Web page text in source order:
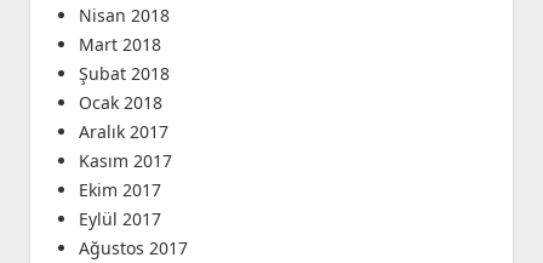
Nisan 2018
Mart 2018
Şubat 2018
Ocak 2018
Aralık 2017
Kasım 2017
Ekim 2017
Eylül 2017
Ağustos 2017